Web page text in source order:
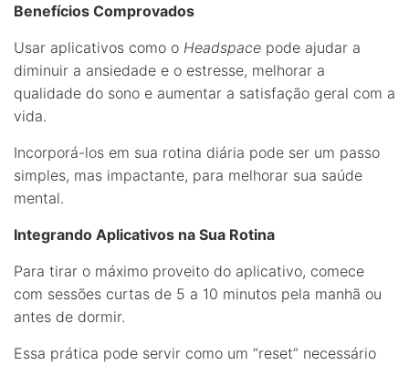
Benefícios Comprovados
Usar aplicativos como o Headspace pode ajudar a
diminuir a ansiedade e o estresse, melhorar a
qualidade do sono e aumentar a satisfação geral com a
vida.
Incorporá-los em sua rotina diária pode ser um passo
simples, mas impactante, para melhorar sua saúde
mental.
Integrando Aplicativos na Sua Rotina
Para tirar o máximo proveito do aplicativo, comece
com sessões curtas de 5 a 10 minutos pela manhã ou
antes de dormir.
Essa prática pode servir como um “reset” necessário